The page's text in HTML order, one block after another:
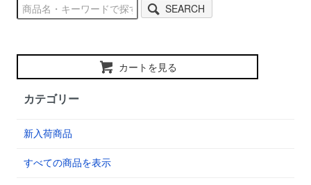
SEARCH
カートを見る
カテゴリー
新入荷商品
すべての商品を表示